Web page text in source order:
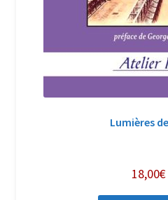
Suivi de la Commande
Lumières
18,00€